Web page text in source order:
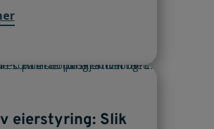
eierstyring: Slik